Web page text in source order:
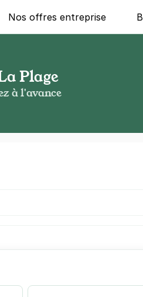
Nos offres entreprise
Plage
à l'avance